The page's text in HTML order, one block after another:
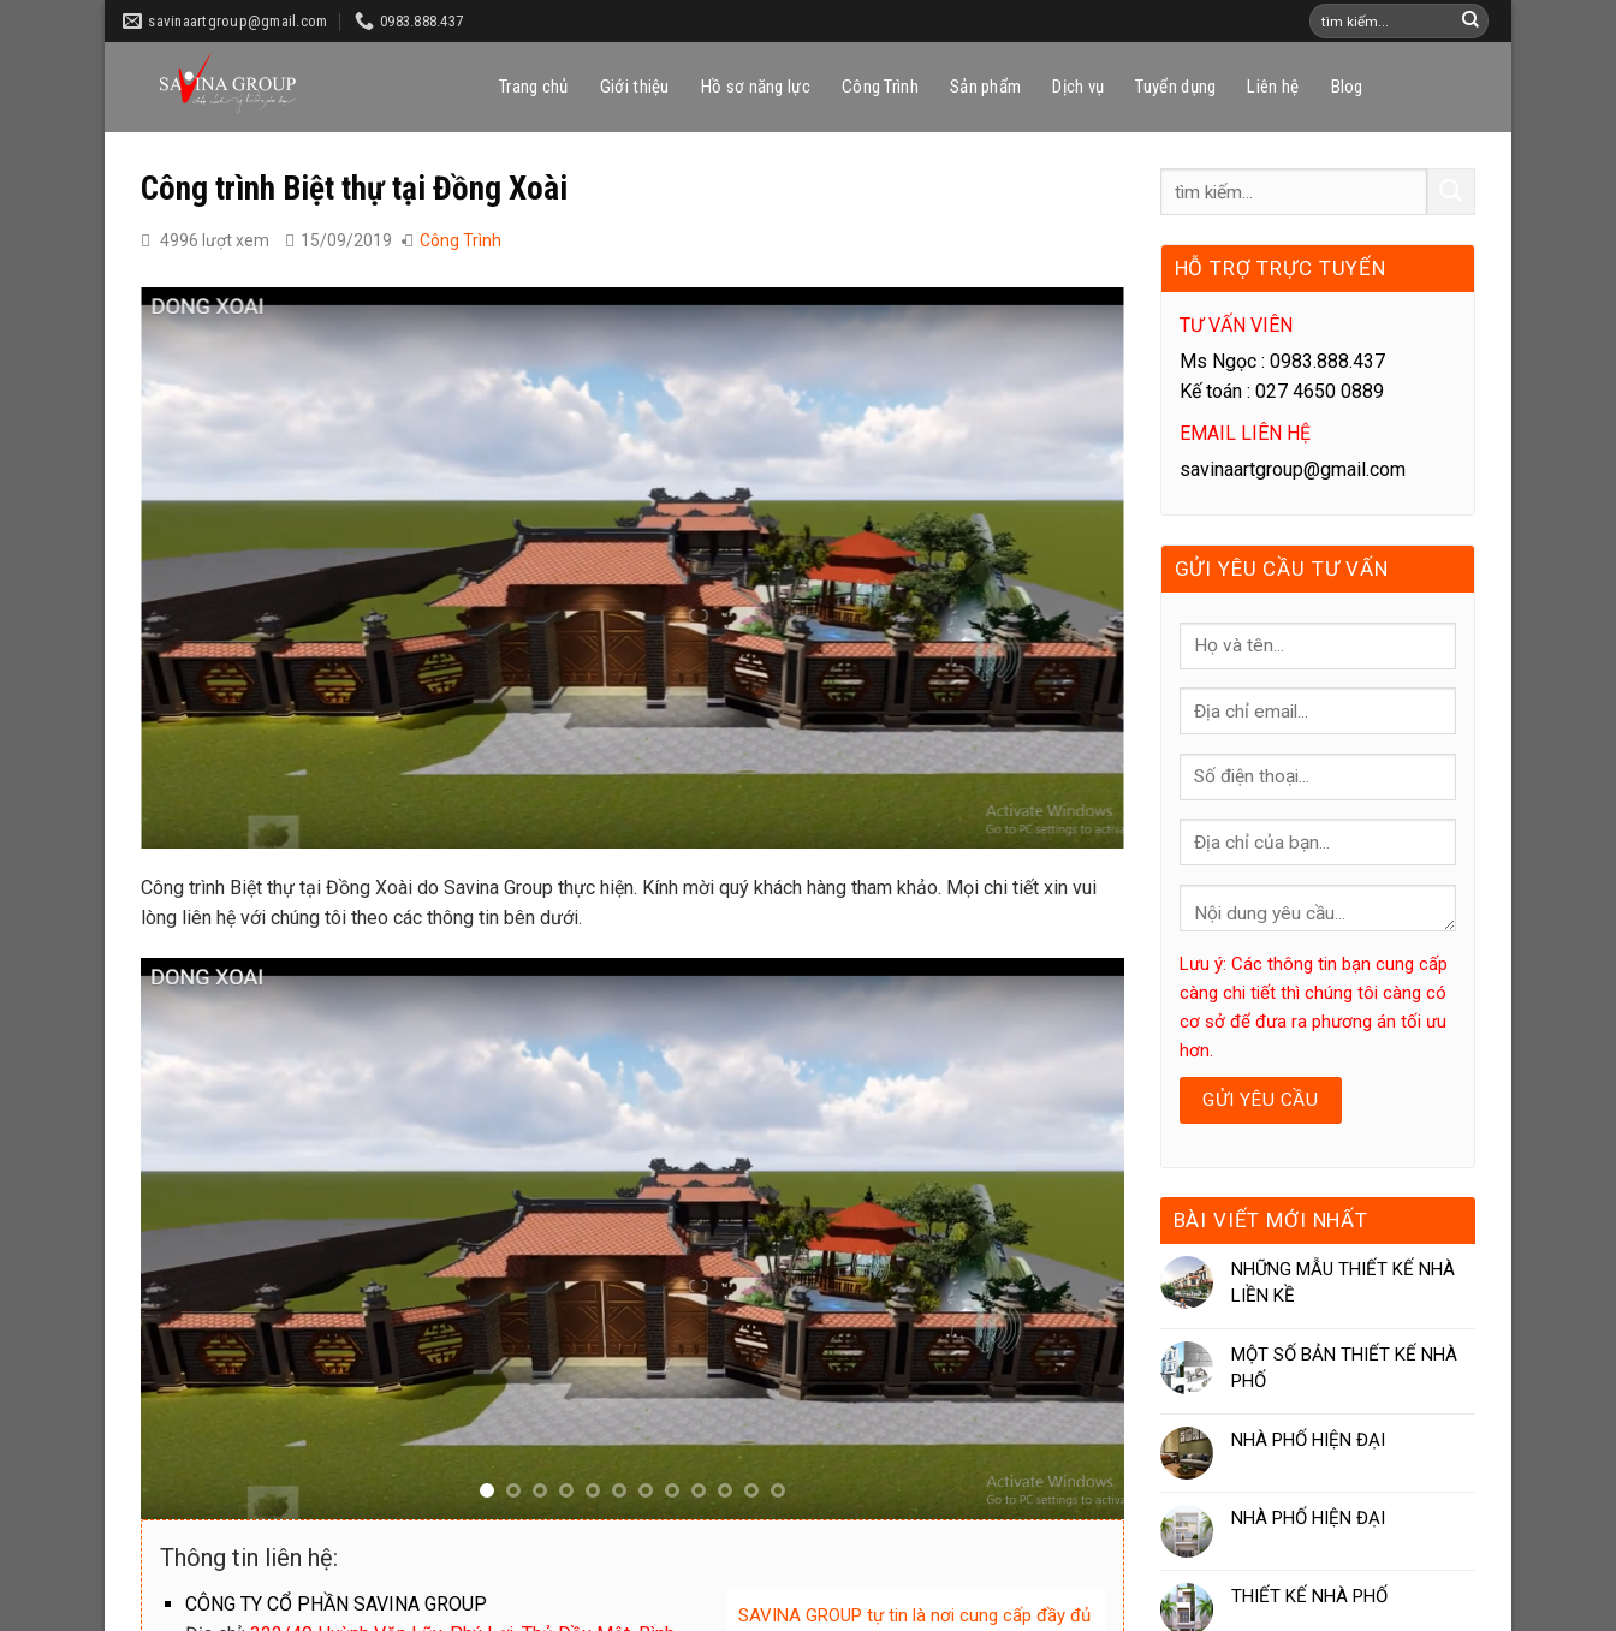
k
t
savinaartgroup@gmail.com 0983.888.437
Trang chủ Giới thiệu Hồ sơ năng lực Công Trình Sản phẩm Dịch vụ Tuyển dụng Liên hệ Blog
Công trình Biệt thự tại Đồng Xoài
4996 lượt xem 15/09/2019 Công Trình
Công trình Biệt thự tại Đồng Xoài do Savina Group thực hiện. Kính mời quý khách hàng tham khảo. Mọi chi tiết xin vui
lòng liên hệ với chúng tôi theo các thông tin bên dưới.
Thông tin liên hệ:
CÔNG TY CỔ PHẦN SAVINA GROUP
SAVINA GROUP tự tin là nơi cung cấp đầy đủ
HỖ TRỢ TRỰC TUYẾN
TƯ VẤN VIÊN
Ms Ngọc : 0983.888.437
Kế toán : 027 4650 0889
EMAIL LIÊN HỆ
savinaartgroup@gmail.com
GỬI YÊU CẦU TƯ VẤN
Lưu ý: Các thông tin bạn cung cấp
càng chi tiết thì chúng tôi càng có
cơ sở để đưa ra phương án tối ưu
hơn.
BÀI VIẾT MỚI NHẤT
NHỮNG MẪU THIẾT KẾ NHÀ
LIỀN KỀ
MỘT SỐ BẢN THIẾT KẾ NHÀ
PHỐ
NHÀ PHỐ HIỆN ĐẠI
NHÀ PHỐ HIỆN ĐẠI
THIẾT KẾ NHÀ PHỐ